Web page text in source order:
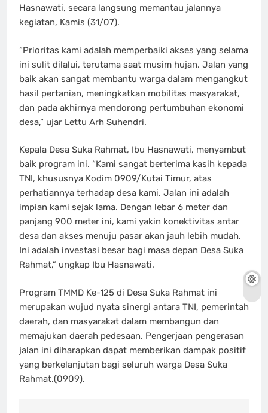
Hasnawati, secara langsung memantau jalannya
kegiatan, Kamis (31/07).
“Prioritas kami adalah memperbaiki akses yang selama
ini sulit dilalui, terutama saat musim hujan. Jalan yang
baik akan sangat membantu warga dalam mengangkut
hasil pertanian, meningkatkan mobilitas masyarakat,
dan pada akhirnya mendorong pertumbuhan ekonomi
desa,” ujar Lettu Arh Suhendri.
Kepala Desa Suka Rahmat, Ibu Hasnawati, menyambut
baik program ini. “Kami sangat berterima kasih kepada
TNI, khususnya Kodim 0909/Kutai Timur, atas
perhatiannya terhadap desa kami. Jalan ini adalah
impian kami sejak lama. Dengan lebar 6 meter dan
panjang 900 meter ini, kami yakin konektivitas antar
desa dan akses menuju pasar akan jauh lebih mudah.
Ini adalah investasi besar bagi masa depan Desa Suka
Rahmat,” ungkap Ibu Hasnawati.
Program TMMD Ke-125 di Desa Suka Rahmat ini
merupakan wujud nyata sinergi antara TNI, pemerintah
daerah, dan masyarakat dalam membangun dan
memajukan daerah pedesaan. Pengerjaan pengerasan
jalan ini diharapkan dapat memberikan dampak positif
yang berkelanjutan bagi seluruh warga Desa Suka
Rahmat.(0909).